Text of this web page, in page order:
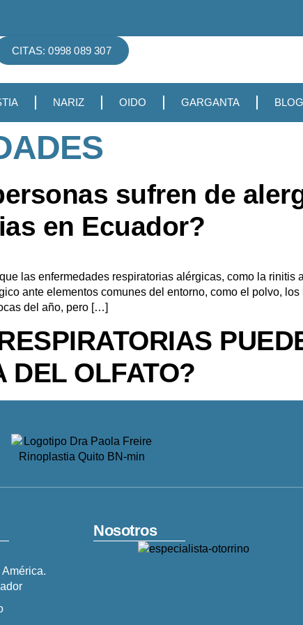
CITAS: 0998 089 307
NARIZ OIDO GARGANTA BLOG
sufren de
en Ecuador?
las enfermedades respiratorias alérgicas, como la rinitis
ante elementos comunes del entorno, como el polvo,
del año, pero […]
DEL OLFATO?
Nosotros